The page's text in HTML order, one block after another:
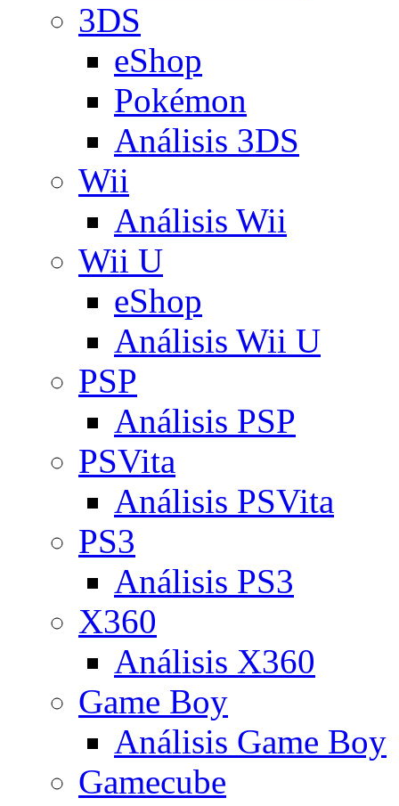
3DS
eShop
Pokémon
Análisis 3DS
Wii
Análisis Wii
Wii U
eShop
Análisis Wii U
PSP
Análisis PSP
PSVita
Análisis PSVita
PS3
Análisis PS3
X360
Análisis X360
Game Boy
Análisis Game Boy
Gamecube